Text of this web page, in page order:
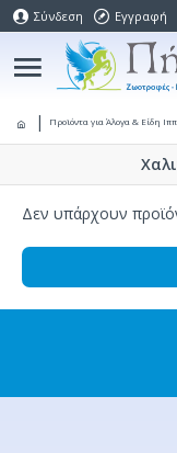
Σύνδεση Εγγραφή
Προϊόντα για Άλογα & Είδη
Δεν υπάρχουν